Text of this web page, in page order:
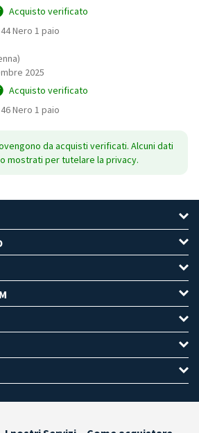
Acquisto verificato
Nero 1 paio
2025
Acquisto verificato
Nero 1 paio
da acquisti verificati. Alcuni dati
mostrati per tutelare la privacy.